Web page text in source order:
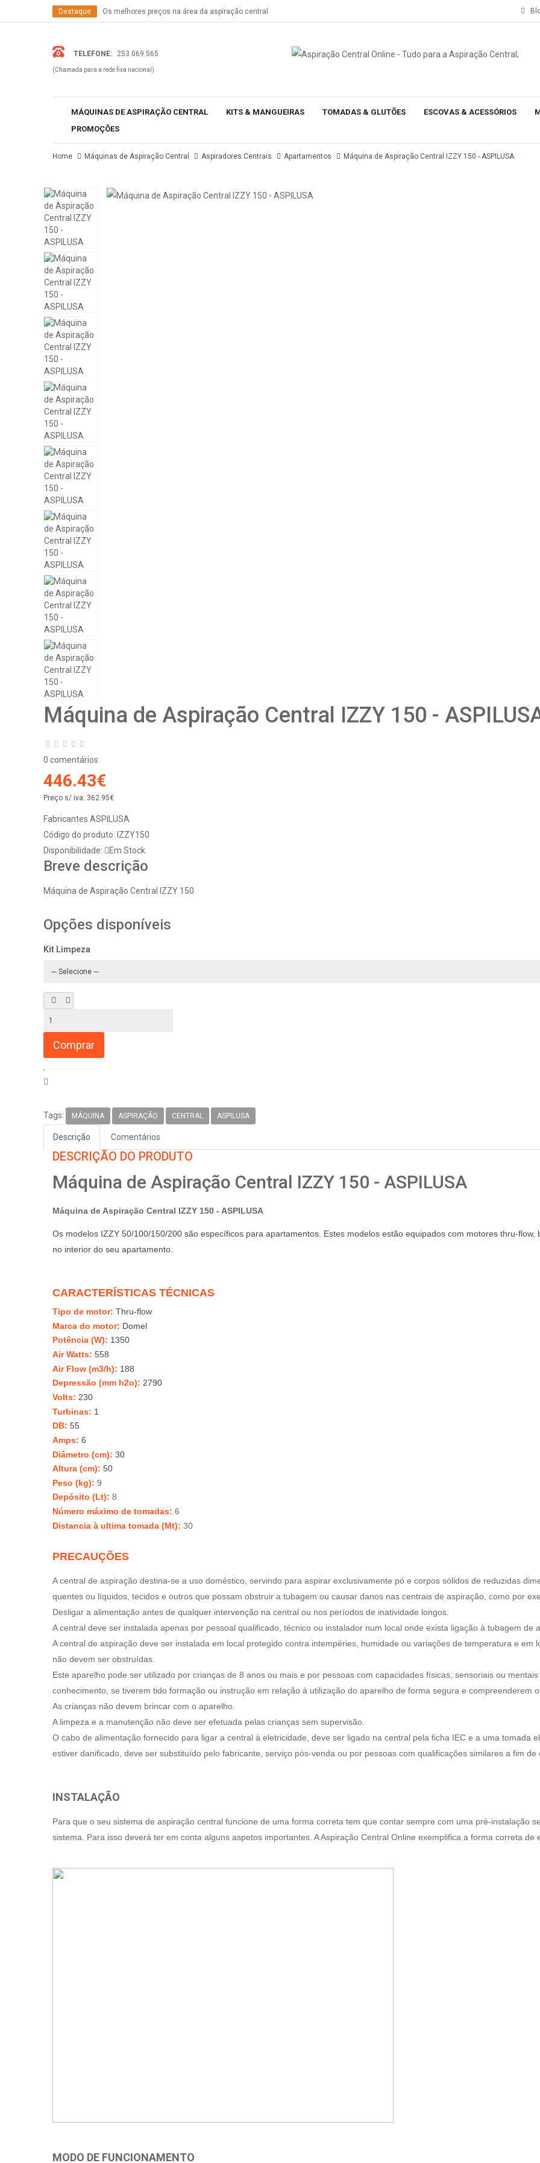
Destaque
Os melhores preços na área da aspiração central
TELEFONE: 253 069 565
(Chamada para a rede fixa nacional)
MÁQUINAS DE ASPIRAÇÃO CENTRAL KITS & MANGUEIRAS TOMADAS & GLUTÕES ESCOVAS & ACESSÓRIOS
PROMOÇÕES
Home Máquinas de Aspiração Central Aspiradores Centrais Apartamentos Máquina de Aspiração Central IZZY 150 - ASPILUSA
Máquina de Aspiração Central IZZY 150 -
0 comentários
446.43€
Preço s/ iva: 362.95€
Fabricantes ASPILUSA
Código do produto: IZZY150
Disponibilidade:
Em Stock
Breve descrição
Máquina de Aspiração Central IZZY 150
Opções disponíveis
Kit Limpeza
Tags: MÁQUINA ASPIRAÇÃO CENTRAL ASPILUSA
Descrição Comentários
DESCRIÇÃO DO PRODUTO
Máquina de Aspiração Central IZZY 150 - ASPILUSA
Máquina de Aspiração Central IZZY 150 - ASPILUSA
Os modelos IZZY 50/100/150/200 são específicos para apartamentos. Estes modelos estão equipados com motores thru-
no interior do seu apartamento.
CARACTERÍSTICAS TÉCNICAS
Tipo de motor: Thru-flow
Marca do motor: Domel
Potência (W): 1350
Air Watts: 558
Air Flow (m3/h): 188
Depressão (mm h2o): 2790
Volts: 230
Turbinas: 1
DB: 55
Amps: 6
Diâmetro (cm): 30
Altura (cm): 50
Peso (kg): 9
Depósito (Lt): 8
Número máximo de tomadas: 6
Distancia à ultima tomada (Mt): 30
PRECAUÇÕES
A central de aspiração destina-se a uso doméstico, servindo para aspirar exclusivamente pó e corpos sólidos de reduzidas
quentes ou líquidos, tecidos e outros que possam obstruir a tubagem ou causar danos nas centrais de aspiração, como por
Desligar a alimentação antes de qualquer intervenção na central ou nos períodos de inatividade longos.
A central deve ser instalada apenas por pessoal qualificado, técnico ou instalador num local onde exista ligação à tubagem de
A central de aspiração deve ser instalada em local protegido contra intempéries, humidade ou variações de temperatura e em
não devem ser obstruídas.
Este aparelho pode ser utilizado por crianças de 8 anos ou mais e por pessoas com capacidades físicas, sensoriais ou
conhecimento, se tiverem tido formação ou instrução em relação à utilização do aparelho de forma segura e compreenderem
As crianças não devem brincar com o aparelho.
A limpeza e a manutenção não deve ser efetuada pelas crianças sem supervisão.
O cabo de alimentação fornecido para ligar a central à eletricidade, deve ser ligado na central pela ficha IEC e a uma tomada
estiver danificado, deve ser substituído pelo fabricante, serviço pós-venda ou por pessoas com qualificações similares a fim de
INSTALAÇÃO
Para que o seu sistema de aspiração central funcione de uma forma correta tem que contar sempre com uma pré-instalação
sistema. Para isso deverá ter em conta alguns aspetos importantes. A Aspiração Central Online exemplifica a forma correta de
MODO DE FUNCIONAMENTO